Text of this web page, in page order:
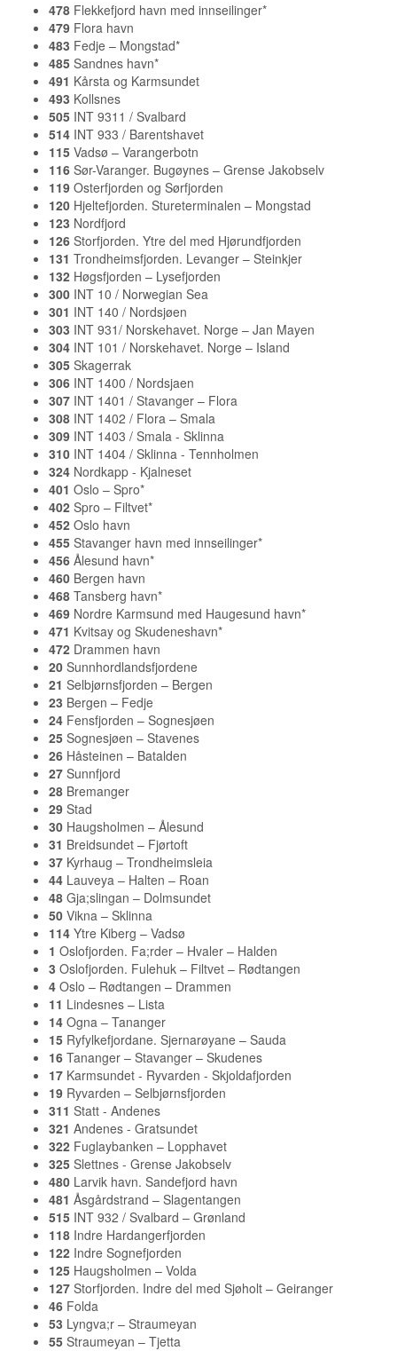
478 Flekkefjord havn med innseilinger*
479 Flora havn
483 Fedje – Mongstad*
485 Sandnes havn*
491 Kårsta og Karmsundet
493 Kollsnes
505 INT 9311 / Svalbard
514 INT 933 / Barentshavet
115 Vadsø – Varangerbotn
116 Sør-Varanger. Bugøynes – Grense Jakobselv
119 Osterfjorden og Sørfjorden
120 Hjeltefjorden. Stureterminalen – Mongstad
123 Nordfjord
126 Storfjorden. Ytre del med Hjørundfjorden
131 Trondheimsfjorden. Levanger – Steinkjer
132 Høgsfjorden – Lysefjorden
300 INT 10 / Norwegian Sea
301 INT 140 / Nordsjøen
303 INT 931/ Norskehavet. Norge – Jan Mayen
304 INT 101 / Norskehavet. Norge – Island
305 Skagerrak
306 INT 1400 / Nordsjaen
307 INT 1401 / Stavanger – Flora
308 INT 1402 / Flora – Smala
309 INT 1403 / Smala - Sklinna
310 INT 1404 / Sklinna - Tennholmen
324 Nordkapp - Kjalneset
401 Oslo – Spro*
402 Spro – Filtvet*
452 Oslo havn
455 Stavanger havn med innseilinger*
456 Ålesund havn*
460 Bergen havn
468 Tansberg havn*
469 Nordre Karmsund med Haugesund havn*
471 Kvitsay og Skudeneshavn*
472 Drammen havn
20 Sunnhordlandsfjordene
21 Selbjørnsfjorden – Bergen
23 Bergen – Fedje
24 Fensfjorden – Sognesjøen
25 Sognesjøen – Stavenes
26 Håsteinen – Batalden
27 Sunnfjord
28 Bremanger
29 Stad
30 Haugsholmen – Ålesund
31 Breidsundet – Fjørtoft
37 Kyrhaug – Trondheimsleia
44 Lauveya – Halten – Roan
48 Gja;slingan – Dolmsundet
50 Vikna – Sklinna
114 Ytre Kiberg – Vadsø
1 Oslofjorden. Fa;rder – Hvaler – Halden
3 Oslofjorden. Fulehuk – Filtvet – Rødtangen
4 Oslo – Rødtangen – Drammen
11 Lindesnes – Lista
14 Ogna – Tananger
15 Ryfylkefjordane. Sjernarøyane – Sauda
16 Tananger – Stavanger – Skudenes
17 Karmsundet - Ryvarden - Skjoldafjorden
19 Ryvarden – Selbjørnsfjorden
311 Statt - Andenes
321 Andenes - Gratsundet
322 Fuglaybanken – Lopphavet
325 Slettnes - Grense Jakobselv
480 Larvik havn. Sandefjord havn
481 Åsgårdstrand – Slagentangen
515 INT 932 / Svalbard – Grønland
118 Indre Hardangerfjorden
122 Indre Sognefjorden
125 Haugsholmen – Volda
127 Storfjorden. Indre del med Sjøholt – Geiranger
46 Folda
53 Lyngva;r – Straumeyan
55 Straumeyan – Tjetta